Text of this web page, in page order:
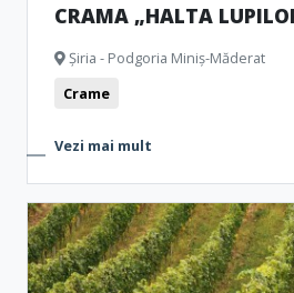
CRAMA „HALTA
Șiria - Podgoria Miniș-Măderat
Crame
Vezi mai mult